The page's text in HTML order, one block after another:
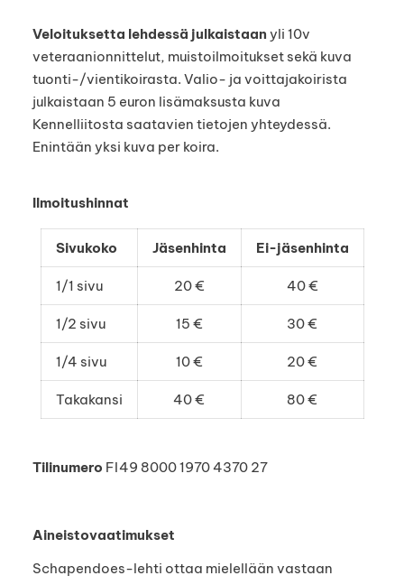
Veloituksetta lehdessä julkaistaan yli 10v
veteraanionnittelut, muistoilmoitukset sekä kuva
tuonti-/vientikoirasta. Valio- ja voittajakoirista
julkaistaan 5 euron lisämaksusta kuva
Kennelliitosta saatavien tietojen yhteydessä.
Enintään yksi kuva per koira.
Ilmoitushinnat
Sivukoko Jäsenhinta Ei-jäsenhinta
1/1 sivu 20 € 40 €
1/2 sivu 15 € 30 €
1/4 sivu 10 € 20 €
Takakansi 40 € 80 €
Tilinumero FI49 8000 1970 4370 27
Aineistovaatimukset
Schapendoes-lehti ottaa mielellään vastaan